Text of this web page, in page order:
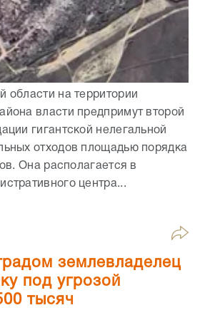
области на территории
власти предпримут второй
гигантской нелегальной
отходов площадью порядка
Она располагается в
центра...
землевладелец
под угрозой
тысяч